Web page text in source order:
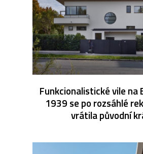
Funkcionalistické vile na
1939 se po rozsáhlé
vrátila původní